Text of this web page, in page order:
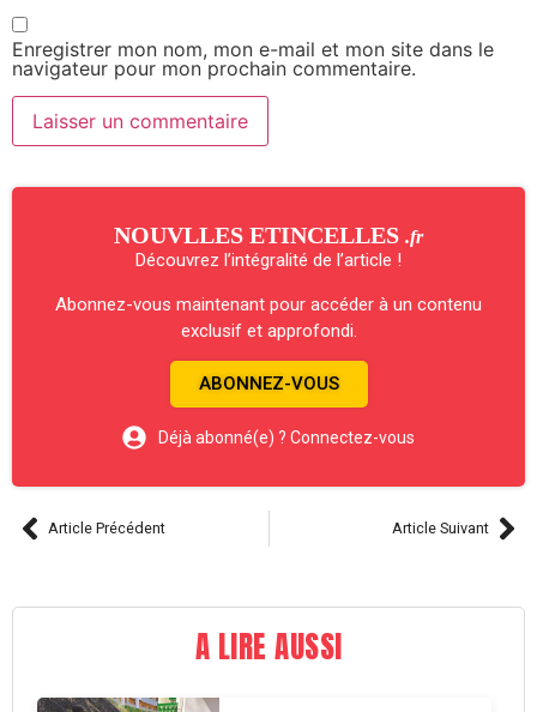
Enregistrer mon nom, mon e-mail et mon site dans le
navigateur pour mon prochain commentaire.
NOUVLLES ETINCELLES .fr
Découvrez l’intégralité de l’article !
Abonnez-vous maintenant pour accéder à un contenu
exclusif et approfondi.
ABONNEZ-VOUS
Déjà abonné(e) ? Connectez-vous
Article Précédent Article Suivant
A LIRE AUSSI